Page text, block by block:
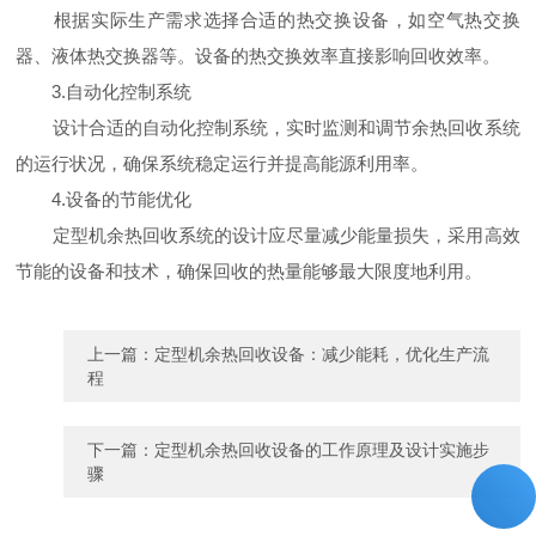
根据实际生产需求选择合适的热交换设备，如空气热交换
器、液体热交换器等。设备的热交换效率直接影响回收效率。
3.自动化控制系统
设计合适的自动化控制系统，实时监测和调节余热回收系统
的运行状况，确保系统稳定运行并提高能源利用率。
4.设备的节能优化
定型机余热回收系统的设计应尽量减少能量损失，采用高效
节能的设备和技术，确保回收的热量能够最大限度地利用。
上一篇： 定型机余热回收设备：减少能耗，优化生产流
程
下一篇： 定型机余热回收设备的工作原理及设计实施步
骤